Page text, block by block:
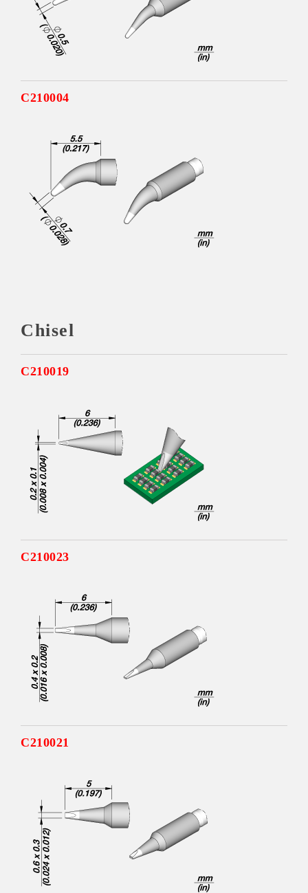
C210004
Chisel
C210019
C210023
C210021